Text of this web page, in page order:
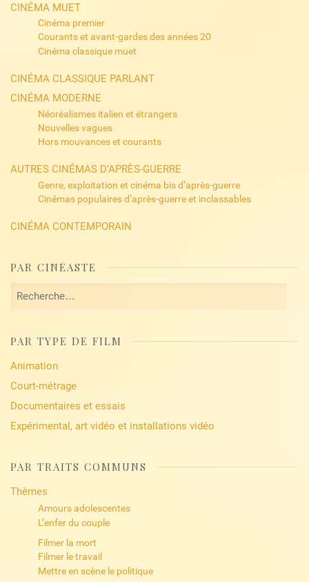
CINÉMA MUET
Cinéma premier
Courants et avant-gardes des années 20
Cinéma classique muet
CINÉMA CLASSIQUE PARLANT
CINÉMA MODERNE
Néoréalismes italien et étrangers
Nouvelles vagues
Hors mouvances et courants
AUTRES CINÉMAS D’APRÈS-GUERRE
Genre, exploitation et cinéma bis d’après-guerre
Cinémas populaires d’après-guerre et inclassables
CINÉMA CONTEMPORAIN
PAR CINÉASTE
Rechercher :
PAR TYPE DE FILM
Animation
Court-métrage
Documentaires et essais
Expérimental, art vidéo et installations vidéo
PAR TRAITS COMMUNS
Thèmes
Amours adolescentes
L’enfer du couple
Filmer la mort
Filmer le travail
Mettre en scène le politique